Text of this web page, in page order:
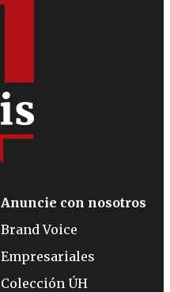
Anuncie con nosotros
Brand Voice
Empresariales
Colección ÚH